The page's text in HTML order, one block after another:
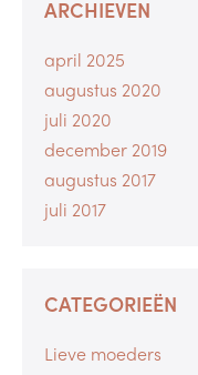
ARCHIEVEN
april 2025
augustus 2020
juli 2020
december 2019
augustus 2017
juli 2017
CATEGORIEËN
Lieve moeders